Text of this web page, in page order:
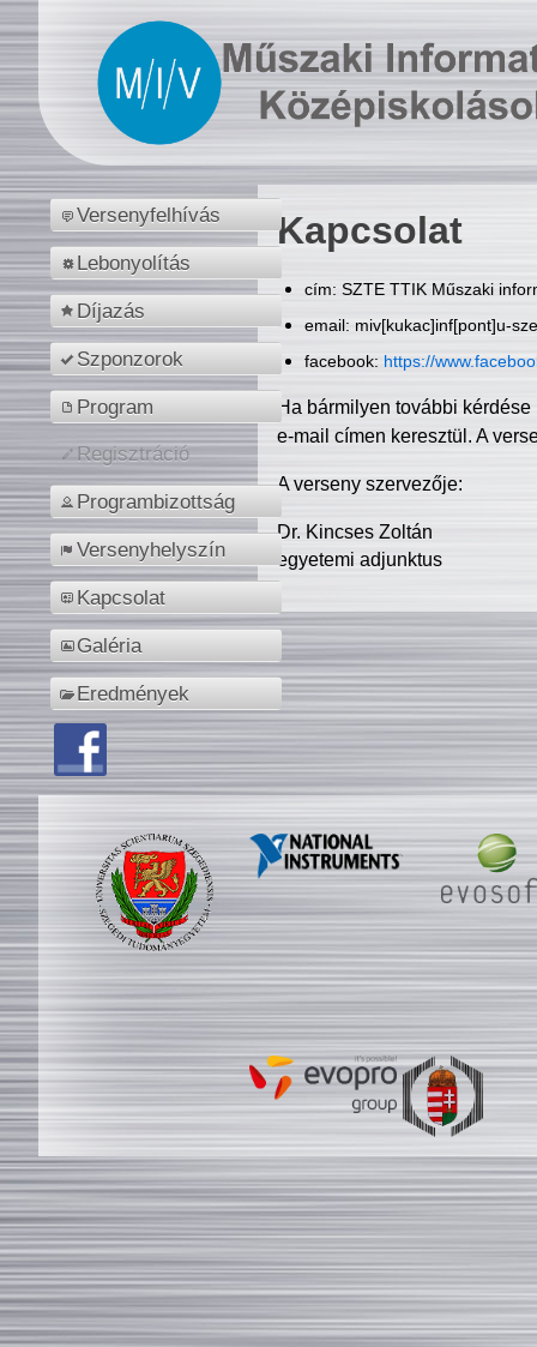
Versenyfelhívás
Lebonyolítás
Díjazás
Szponzorok
Program
Regisztráció
Programbizottság
Versenyhelyszín
Kapcsolat
Galéria
Eredmények
Kapcsolat
cím: SZTE TTIK Műszaki
email: miv[kukac]inf[pont]u-
facebook: https://
Ha bármilyen további
e-mail címen keresztül. A
A verseny szervezője:
Dr. Kincses Zoltán
egyetemi adjunktus